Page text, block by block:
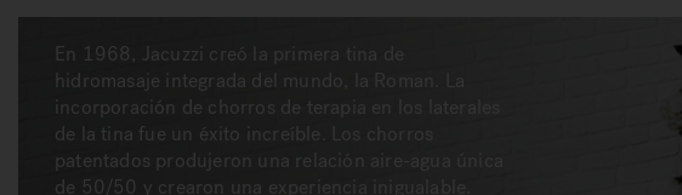
En 1968, Jacuzzi creó la primera tina de
hidromasaje integrada del mundo, la Roman. La
incorporación de chorros de terapia en los laterales
de la tina fue un éxito increíble. Los chorros
patentados produjeron una relación aire-agua única
de 50/50 y crearon una experiencia inigualable.